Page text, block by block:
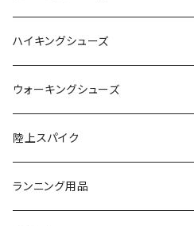
SAYSKY（セイスカイ）
NISHI（ニシ）
FOOTMAX（フットマックス）
SIDAS（シダス）
VIKING
asics
adidas
THE NORTH FACE
On
adidas
asics
YONEX
ハイキングシューズ
On
VIKING
ウォーキングシューズ
YONEX
On
陸上スパイク
asics
ランニング用品